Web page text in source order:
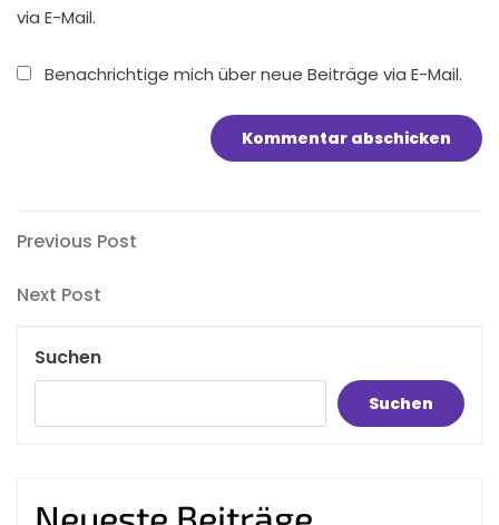
via E-Mail.
Benachrichtige mich über neue Beiträge via E-Mail.
Beitragsnavigation
Previous
Previous Post
Next
Next Post
Suchen
Suchen